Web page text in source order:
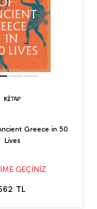
Greece in 50
Lives
GEÇİNİZ
TL